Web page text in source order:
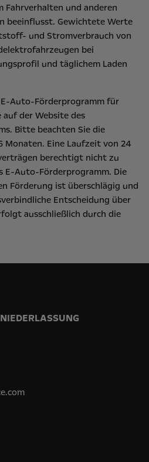
Fahrverhalten und anderen
beeinflusst. Gewichtete Werte
und Stromverbrauch von
bei
und täglichem Laden
Auto-Förderprogramm für
der Website des
. Bitte beachten Sie die
Monaten. Eine Laufzeit von 24
berechtigt nicht zu
E-Auto-Förderprogramm. Die
Förderung ist überschlägig und
Entscheidung über
ausschließlich durch die